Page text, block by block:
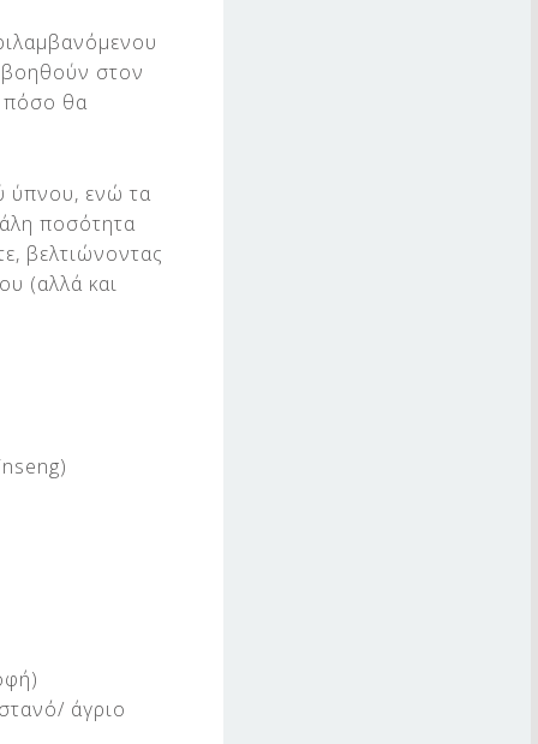
βοηθούν στον
πόσο θα
ύπνου, ενώ τα
ποσότητα
βελτιώνοντας
(αλλά και
άγριο